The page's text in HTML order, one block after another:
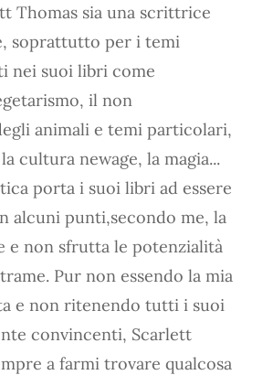
Thomas sia una scrittrice
soprattutto per i temi
nei suoi libri come
il non
animali e temi particolari,
cultura newage, la magia...
porta i suoi libri ad essere
alcuni punti,secondo me, la
e non sfrutta le potenzialità
Pur non essendo la mia
e non ritenendo tutti i suoi
convincenti, Scarlett
a farmi trovare qualcosa